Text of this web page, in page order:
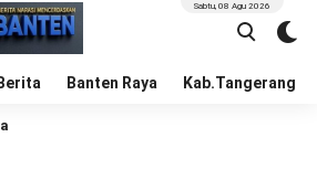
Berita Banten Raya Kab.Tangerang
Sabtu, 08 Agu 2026